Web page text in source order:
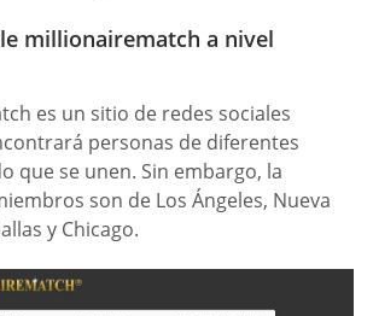
millionairematch a nivel
es un sitio de redes sociales
personas de diferentes
que se unen. Sin embargo, la
son de Los Ángeles, Nueva
y Chicago.